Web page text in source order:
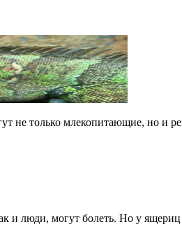
не только млекопитающие, но и
и люди, могут болеть. Но у